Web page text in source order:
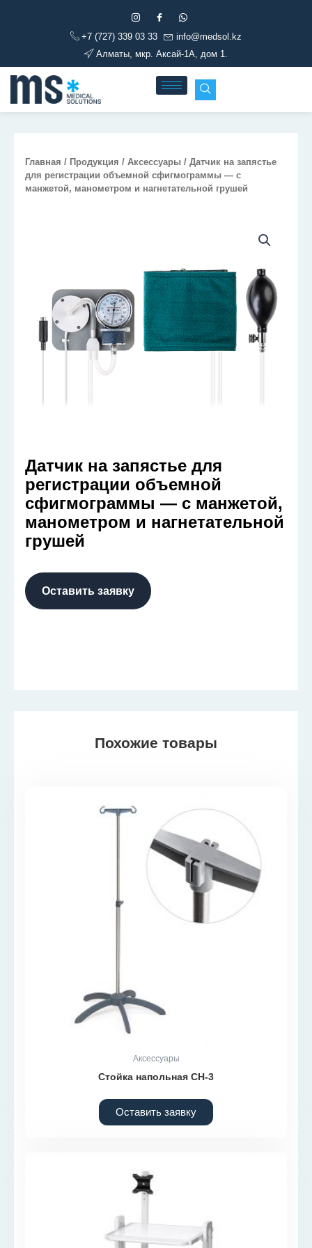
+7 (727) 339 03 33
info@medsol.kz
Алматы, мкр. Аксай-1А, дом 1.
Главная / Продукция / Аксессуары / Датчик на запястье
для регистрации объемной сфигмограммы — с
манжетой, манометром и нагнетательной грушей
Датчик на запястье для
регистрации объемной
сфигмограммы — с манжетой,
манометром и нагнетательной
грушей
Оставить заявку
Похожие товары
Аксессуары
Стойка напольная СН-3
Оставить заявку